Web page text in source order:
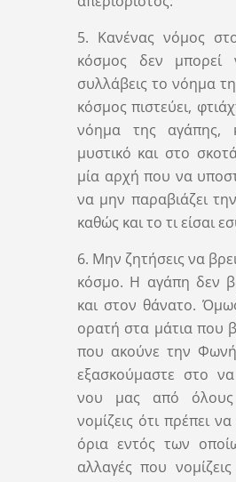
5. Κανένας νόμος
κόσμος δεν
συλλάβεις το νόημα
κόσμος πιστεύει,
νόημα της αγάπης,
μυστικό και στο
μία αρχή που να
να μην παραβιάζει
καθώς και το τι είσαι
6. Μην ζητήσεις να
κόσμο. Η αγάπη δεν
και στον θάνατο.
ορατή στα μάτια που
που ακούνε την
εξασκούμαστε στο
νου μας από
νομίζεις ότι πρέπει
όρια εντός των
αλλαγές που